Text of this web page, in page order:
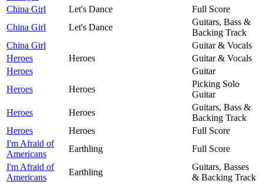
China Girl
Let's Dance
Full Score
China Girl
Let's Dance
Guitars, Bass &
Backing Track
China Girl
Guitar & Vocals
Heroes
Heroes
Guitar & Vocals
Heroes
Guitar
Heroes
Heroes
Picking Solo
Guitar
Heroes
Heroes
Guitars, Bass &
Backing Track
Heroes
Heroes
Full Score
I'm Afraid of
Americans
Earthling
Full Score
I'm Afraid of
Americans
Earthling
Guitars, Basses
& Backing Track